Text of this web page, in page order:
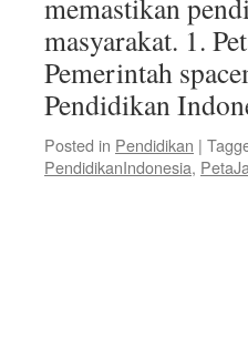
memastikan
masyarakat. 1.
Pemerintah
Pendidikan
Posted in Pendidikan |
PendidikanIndonesia,